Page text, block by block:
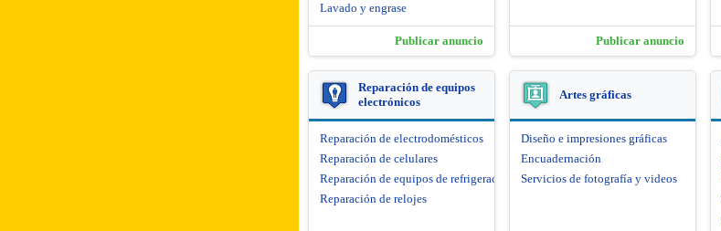
Lavado y engrase
Publicar anuncio Publicar anuncio
Reparación de equipos
electrónicos
Reparación de electrodomésticos
Reparación de celulares
Reparación de equipos de refrigeración
Reparación de relojes
Artes gráficas
Diseño e impresiones gráficas
Encuadernación
Servicios de fotografía y videos